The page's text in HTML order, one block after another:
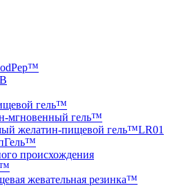
гель™
мгновенный гель™
желатин-пищевой гель™LR01
происхождения
жевательная резинка™